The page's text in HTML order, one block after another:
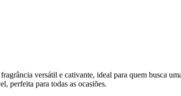
versátil e cativante, ideal para quem busca uma
perfeita para todas as ocasiões.